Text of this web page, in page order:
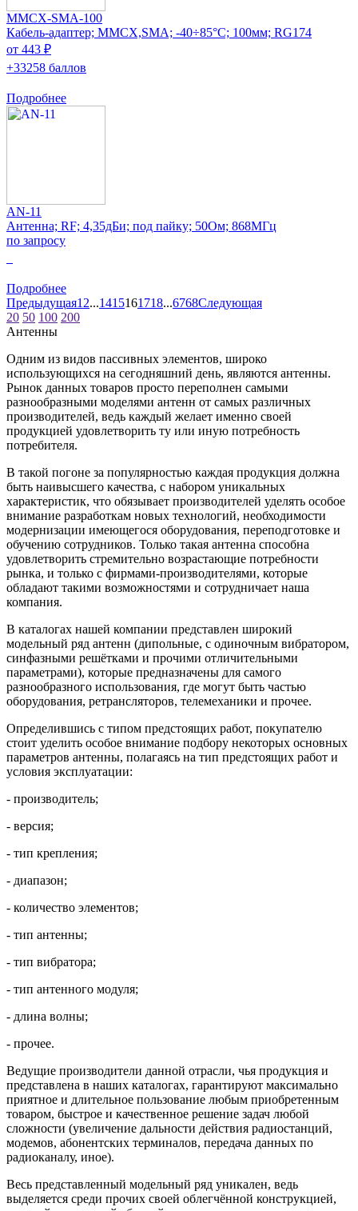
MMCX-SMA-100
Кабель-адаптер; MMCX,SMA; -40÷85°C; 100мм; RG174
от 443 ₽
+33258 баллов
Подробнее
AN-11
Антенна; RF; 4,35дБи; под пайку; 50Ом; 868МГц
по запросу
Подробнее
Предыдущая1 2...1415161718...6768Следующая
20 50 100 200
Антенны
Одним из видов пассивных элементов, широко
использующихся на сегодняшний день, являются антенны.
Рынок данных товаров просто переполнен самыми
разнообразными моделями антенн от самых различных
производителей, ведь каждый желает именно своей
продукцией удовлетворить ту или иную потребность
потребителя.
В такой погоне за популярностью каждая продукция должна
быть наивысшего качества, с набором уникальных
характеристик, что обязывает производителей уделять особое
внимание разработкам новых технологий, необходимости
модернизации имеющегося оборудования, переподготовке и
обучению сотрудников. Только такая антенна способна
удовлетворить стремительно возрастающие потребности
рынка, и только с фирмами-производителями, которые
обладают такими возможностями и сотрудничает наша
компания.
В каталогах нашей компании представлен широкий
модельный ряд антенн (дипольные, с одиночным вибратором,
синфазными решётками и прочими отличительными
параметрами), которые предназначены для самого
разнообразного использования, где могут быть частью
оборудования, ретрансляторов, телемеханики и прочее.
Определившись с типом предстоящих работ, покупателю
стоит уделить особое внимание подбору некоторых основных
параметров антенны, полагаясь на тип предстоящих работ и
условия эксплуатации:
- производитель;
- версия;
- тип крепления;
- диапазон;
- количество элементов;
- тип антенны;
- тип вибратора;
- тип антенного модуля;
- длина волны;
- прочее.
Ведущие производители данной отрасли, чья продукция и
представлена в наших каталогах, гарантируют максимально
приятное и длительное пользование любым приобретенным
товаром, быстрое и качественное решение задач любой
сложности (увеличение дальности действия радиостанций,
модемов, абонентских терминалов, передача данных по
радиоканалу, иное).
Весь представленный модельный ряд уникален, ведь
выделяется среди прочих своей облегчённой конструкцией,